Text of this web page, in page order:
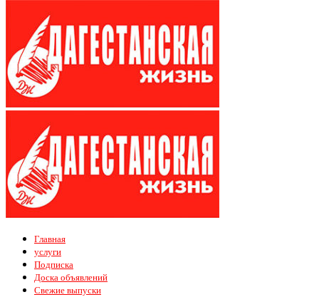
Главная
услуги
Подписка
Доска объявлений
Свежие выпуски